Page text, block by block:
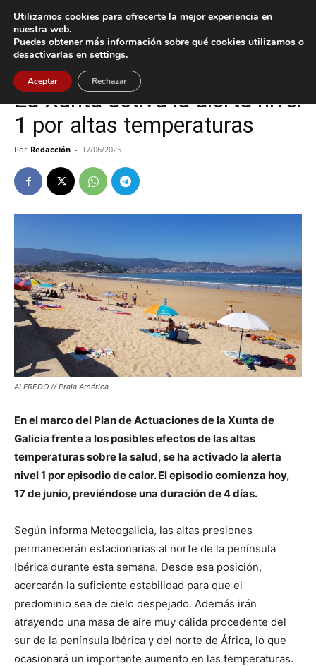
Inicio Oia
Oia
La Xunta activa la alerta nivel
1 por altas temperaturas
Por Redacción - 17/06/2025
ALFREDO // Praia América
En el marco del Plan de Actuaciones de la Xunta de
Galicia frente a los posibles efectos de las altas
temperaturas sobre la salud, se ha activado la alerta
nivel 1 por episodio de calor. El episodio comienza hoy,
17 de junio, previéndose una duración de 4 días.
Según informa Meteogalicia, las altas presiones
permanecerán estacionarias al norte de la península
Ibérica durante esta semana. Desde esa posición,
acercarán la suficiente estabilidad para que el
predominio sea de cielo despejado. Además irán
atrayendo una masa de aire muy cálida procedente del
sur de la península Ibérica y del norte de África, lo que
ocasionará un importante aumento en las temperaturas.
Utilizamos cookies para ofrecerte la mejor experiencia en
nuestra web.
Puedes obtener más información sobre qué cookies utilizamos o
desactivarlas en settings.
Aceptar Rechazar